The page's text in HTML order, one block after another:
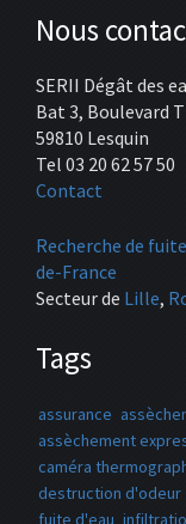
Nous
SERII Dégât des
Bat 3, Boulevard
59810 Lesquin
Tel 03 20 62 57 50
Contact
Recherche de
de-France
Secteur de Lille,
Tags
assurance
assèchement
caméra
destruction d'odeur
fuite d'eau